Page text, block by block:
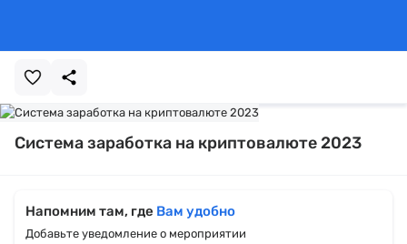
Система заработка на криптовалюте 2023
Напомним там, где Вам удобно
Добавьте уведомление о мероприятии